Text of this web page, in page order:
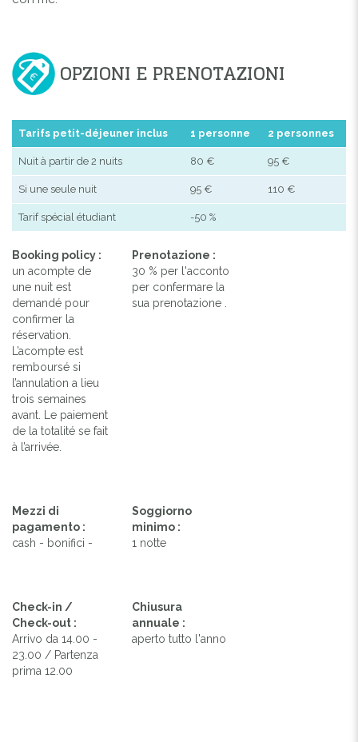
OPZIONI E PRENOTAZIONI
Tarifs petit-déjeuner inclus 1 personne 2 personnes
Nuit à partir de 2 nuits 80 € 95 €
Si une seule nuit 95 € 110 €
Tarif spécial étudiant -50 %
Booking policy :
un acompte de
une nuit est
demandé pour
confirmer la
réservation.
L’acompte est
remboursé si
l’annulation a lieu
trois semaines
avant. Le paiement
de la totalité se fait
à l’arrivée.
Prenotazione :
30 % per l'acconto
per confermare la
sua prenotazione .
Mezzi di
pagamento :
cash - bonifici -
Soggiorno
minimo :
1 notte
Check-in /
Check-out :
Arrivo da 14.00 -
23.00 / Partenza
prima 12.00
Chiusura
annuale :
aperto tutto l'anno